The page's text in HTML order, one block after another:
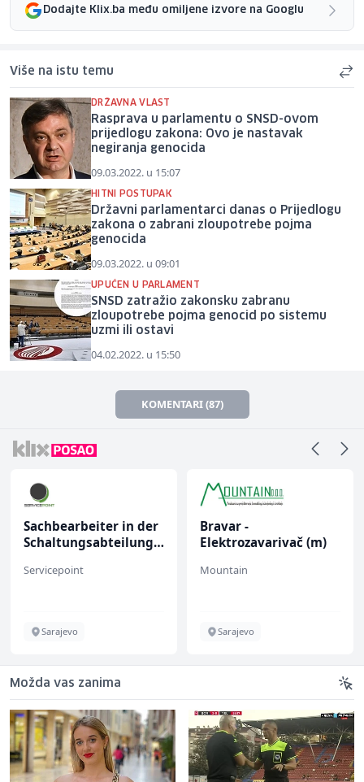
Dodajte Klix.ba među omiljene izvore na Googlu
Više na istu temu
DRŽAVNA VLAST
Rasprava u parlamentu o SNSD-ovom
prijedlogu zakona: Ovo je nastavak
negiranja genocida
09.03.2022. u 15:07
HITNI POSTUPAK
Državni parlamentarci danas o Prijedlogu
zakona o zabrani zloupotrebe pojma
genocida
09.03.2022. u 09:01
UPUĆEN U PARLAMENT
SNSD zatražio zakonsku zabranu
zloupotrebe pojma genocid po sistemu
uzmi ili ostavi
04.02.2022. u 15:50
KOMENTARI (87)
Sachbearbeiter in der
Schaltungsabteilung
Servicepoint
Sarajevo
Bravar -
Elektrozavarivač (m)
Mountain
Sarajevo
Možda vas zanima